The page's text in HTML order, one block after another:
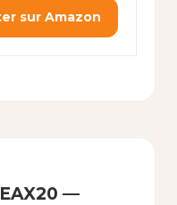
sur Amazon
—